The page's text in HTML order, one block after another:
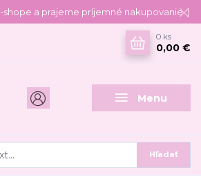
shope a prajeme príjemné nakupovanie :)
Menu
Hľadať
0 ks
0,00 €